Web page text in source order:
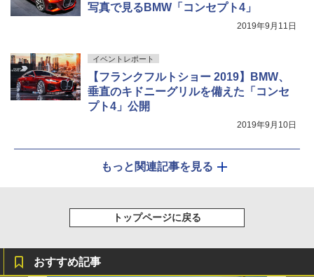
写真で見るBMW「コンセプト4」
2019年9月11日
イベントレポート
【フランクフルトショー 2019】BMW、
垂直のキドニーグリルを備えた「コンセ
プト4」公開
2019年9月10日
もっと関連記事を見る
トップページに戻る
おすすめ記事